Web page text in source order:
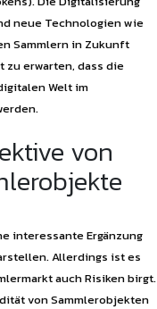
neue Technologien wie
Sammlern in Zukunft
zu erwarten, dass die
Welt im
von
interessante Ergänzung
Allerdings ist es
auch Risiken birgt.
von Sammlerobjekten